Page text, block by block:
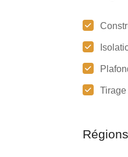
Régions